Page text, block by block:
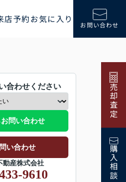
店予約お気に入り お問い合わせ
売却査定
購入相談
合わせください
問い合わせ
い合わせ
動産株式会社
9610